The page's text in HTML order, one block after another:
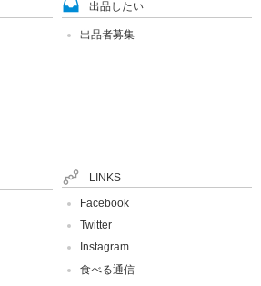
出品したい
出品者募集
LINKS
Facebook
Twitter
Instagram
食べる通信